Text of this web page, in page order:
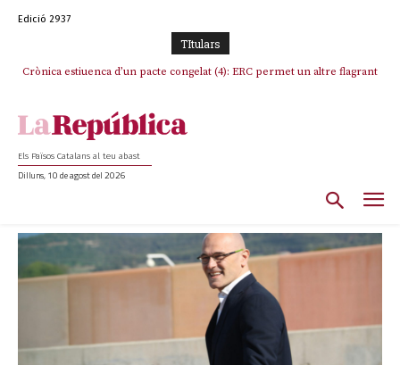
Edició 2937
TItulars
Crònica estiuenca d’un pacte congelat (4): ERC permet un altre flagrant
Els Països Catalans al teu abast
Dilluns, 10 de agost del 2026